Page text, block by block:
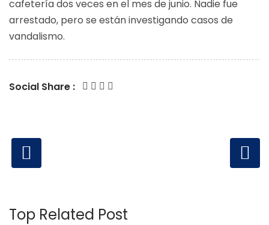
cafetería dos veces en el mes de junio. Nadie fue
arrestado, pero se están investigando casos de
vandalismo.
Social Share :
Top Related Post